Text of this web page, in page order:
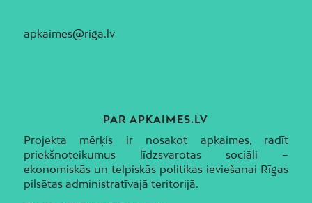
apkaimes@riga.lv
PAR APKAIMES.LV
Projekta mērķis ir nosakot apkaimes, radīt
priekšnoteikumus līdzsvarotas sociāli –
ekonomiskās un telpiskās politikas ieviešanai Rīgas
pilsētas administratīvajā teritorijā.